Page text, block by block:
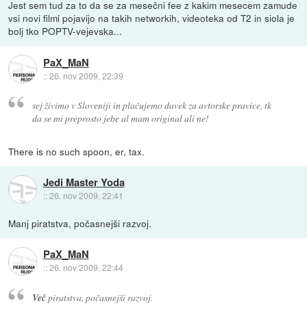
Jest sem tud za to da se za mesečni fee z kakim mesecem zamude
vsi novi filmi pojavijo na takih networkih, videoteka od T2 in siola je
bolj tko POPTV-vejevska...
PaX_MaN
::26. nov 2009, 22:39
sej živimo v Sloveniji in plačujemo davek za avtorske pravice, tk
da se mi preprosto jebe al mam original ali ne!
There is no such spoon, er, tax.
Jedi Master Yoda
::26. nov 2009, 22:41
Manj piratstva, počasnejši razvoj.
PaX_MaN
::26. nov 2009, 22:44
Večpiratstva, počasnejši razvoj.